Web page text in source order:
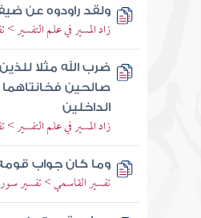
ولقد راودوه عن
زاد المسير في علم التفسير
ضرب الله مثلا
صالحين فخانتاهما
الداخلين
زاد المسير في علم التفسير >
وما كان جواب
تفسير القاسمي > تفسير